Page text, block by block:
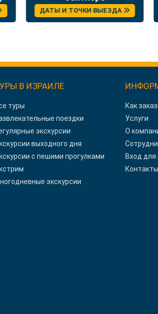
ВЫЕЗДА
отдыхом и
ДАТЫ И ТОЧКИ
В ИЗРАИЛЕ
туры
поездки
экскурсии
выходного дня
с пешими прогулками
экскурсии
Как
Услуги
О
Вход для
Контакты